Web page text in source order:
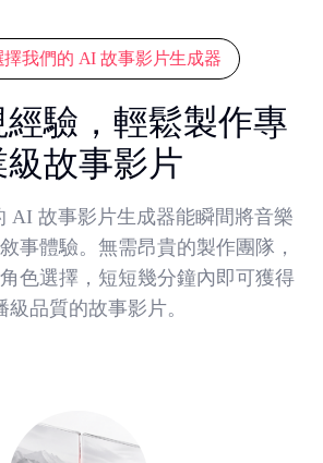
擇我們的 AI 故事影片生成器
驗，輕鬆製作專
級故事影片
AI 故事影片生成器能瞬間將音樂
事體驗。無需昂貴的製作團隊，
色選擇，短短幾分鐘內即可獲得
級品質的故事影片。